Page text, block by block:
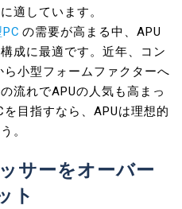
適しています。
の需要が高まる中、APU
成に最適です。近年、コン
ら小型フォームファクターへ
流れでAPUの人気も高まっ
目指すなら、APUは理想的
。
サーをオーバー
ト